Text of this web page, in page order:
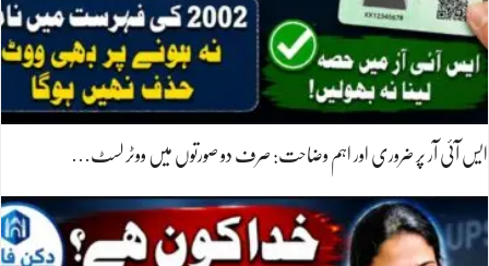
ایس آئی آر پر ضروری اور اہم وضاحت: صرف دو صورتوں میں ووٹر لسٹ…